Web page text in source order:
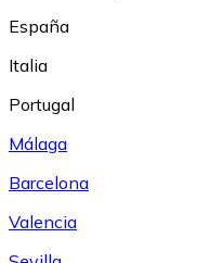
España
Italia
Portugal
Málaga
Barcelona
Valencia